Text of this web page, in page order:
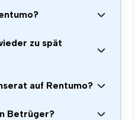
zu spät
auf Rentumo?
Betrüger?